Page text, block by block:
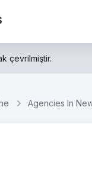
çevrilmiştir.
Agencies In